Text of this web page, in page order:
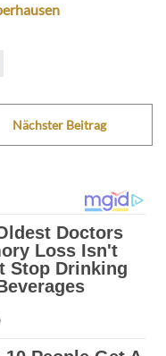
Nächster Beitrag